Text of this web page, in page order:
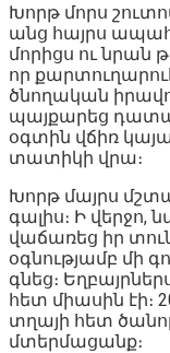
Խորթ մորս
անց հայրս
մորիցս ու նրան
որ
ծնողական
պայքարեց
օգտին վճիռ
տատիկի վրա։
Խորթ մայրս
գալիս։ Ի վերջո,
վաճառեց իր
օգնությամբ մի
գնեց։
հետ միասին էի։
տղայի հետ
մտերմացանք։